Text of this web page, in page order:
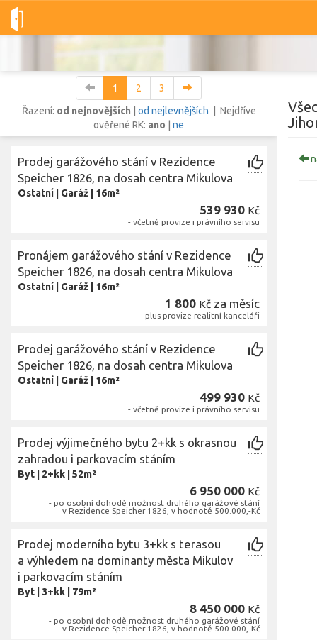
Dobré-nemovitosti.cz obec Mikulov, okres Břeclav,
Pozemky
,okres Břeclav, Jihomoravský kraj
1 2
3
Řazení: od nejnovějších od nejlevnějších | Nejdříve
ověřené RK: ano ne
Prodej garážového stání v Rezidence
Speicher 1826, na dosah centra Mikulova
Ostatní Garáž 16m²
539 930 Kč
- včetně provize i právního servisu
Pronájem garážového stání v Rezidence
Speicher 1826, na dosah centra Mikulova
Ostatní Garáž 16m²
1 800 Kč za měsíc
- plus provize realitní kanceláři
Prodej garážového stání v Rezidence
Speicher 1826, na dosah centra Mikulova
Ostatní Garáž 16m²
499 930 Kč
- včetně provize i právního servisu
Prodej výjimečného bytu 2+kk s okrasnou
zahradou i parkovacím stáním
Byt 2+kk 52m²
6 950 000 Kč
- po osobní dohodě možnost druhého garážové stání
v Rezidence Speicher 1826, v hodnotě 500.000,-Kč
Prodej moderního bytu 3+kk s terasou
a výhledem na dominanty města Mikulov
i parkovacím stáním
Byt 3+kk 79m²
8 450 000 Kč
- po osobní dohodě možnost druhého garážové stání
v Rezidence Speicher 1826, v hodnotě 500.000,-Kč